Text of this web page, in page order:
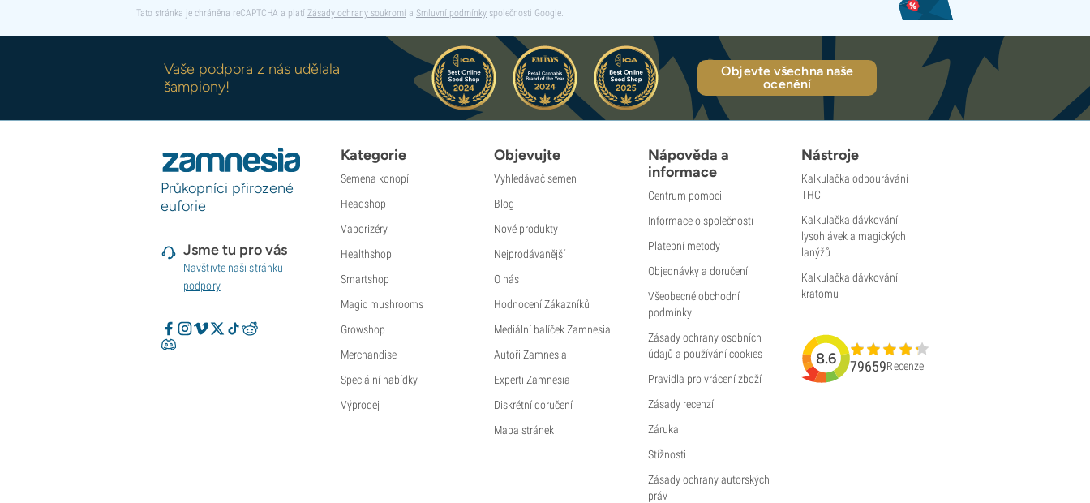
Tato stránka je chráněna reCAPTCHA a platí Zásady ochrany soukromí a Smluvní podmínky společnosti Google.
Vaše podpora z nás udělala
šampiony!
Objevte všechna naše
ocenění
Průkopníci přirozené
euforie
Jsme tu pro vás
Navštivte naši stránku
podpory
Kategorie
Semena konopí
Headshop
Vaporizéry
Healthshop
Smartshop
Magic mushrooms
Growshop
Merchandise
Speciální nabídky
Výprodej
Objevujte
Vyhledávač semen
Blog
Nové produkty
Nejprodávanější
O nás
Hodnocení Zákazníků
Mediální balíček Zamnesia
Autoři Zamnesia
Experti Zamnesia
Diskrétní doručení
Mapa stránek
Nápověda a
informace
Centrum pomoci
Informace o společnosti
Platební metody
Objednávky a doručení
Všeobecné obchodní
podmínky
Zásady ochrany osobních
údajů a používání cookies
Pravidla pro vrácení zboží
Zásady recenzí
Záruka
Stížnosti
Zásady ochrany autorských
práv
Nástroje
Kalkulačka odbourávání
THC
Kalkulačka dávkování
lysohlávek a magických
lanýžů
Kalkulačka dávkování
kratomu
8.6 79659Recenze